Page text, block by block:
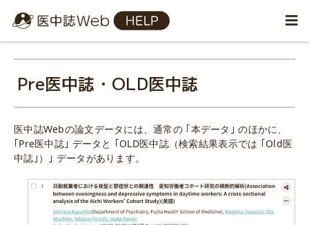
Pre医中誌・OLD医中誌
医中誌Webの論文データには、通常の ｢本データ｣ のほかに、
｢Pre医中誌｣ データと ｢OLD医中誌（検索結果表示では ｢Old医
中誌｣）｣ データがあります。